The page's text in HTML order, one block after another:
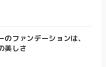
のファンデーションは、
美しさ